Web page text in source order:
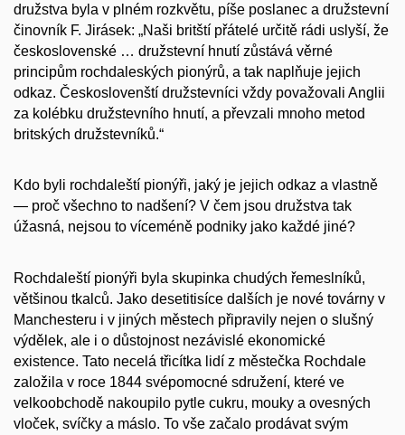
družstva byla v plném rozkvětu, píše poslanec a družstevní
činovník F. Jirásek: „Naši britští přátelé určitě rádi uslyší, že
československé … družstevní hnutí zůstává věrné
principům rochdaleských pionýrů, a tak naplňuje jejich
odkaz. Českoslovenští družstevníci vždy považovali Anglii
za kolébku družstevního hnutí, a převzali mnoho metod
britských družstevníků.“
Kdo byli rochdaleští pionýři, jaký je jejich odkaz a vlastně
— proč všechno to nadšení? V čem jsou družstva tak
úžasná, nejsou to víceméně podniky jako každé jiné?
Rochdaleští pionýři byla skupinka chudých řemeslníků,
většinou tkalců. Jako desetitisíce dalších je nové továrny v
Manchesteru i v jiných městech připravily nejen o slušný
výdělek, ale i o důstojnost nezávislé ekonomické
existence. Tato necelá třicítka lidí z městečka Rochdale
založila v roce 1844 svépomocné sdružení, které ve
velkoobchodě nakoupilo pytle cukru, mouky a ovesných
vloček, svíčky a máslo. To vše začalo prodávat svým